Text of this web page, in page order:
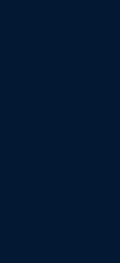
La recepción
disposición
aparcamiento